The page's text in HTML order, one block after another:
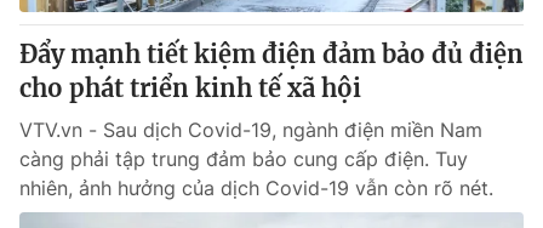
® Cấm sao chép dưới mọi hình thức nếu không có sự chấp
thuận bằng văn bản. Ghi rõ nguồn VTV.vn khi phát hành lại
thông tin từ website này.
Đẩy mạnh tiết kiệm điện đảm bảo đủ điện
cho phát triển kinh tế xã hội
VTV.vn - Sau dịch Covid-19, ngành điện miền Nam
càng phải tập trung đảm bảo cung cấp điện. Tuy
nhiên, ảnh hưởng của dịch Covid-19 vẫn còn rõ nét.